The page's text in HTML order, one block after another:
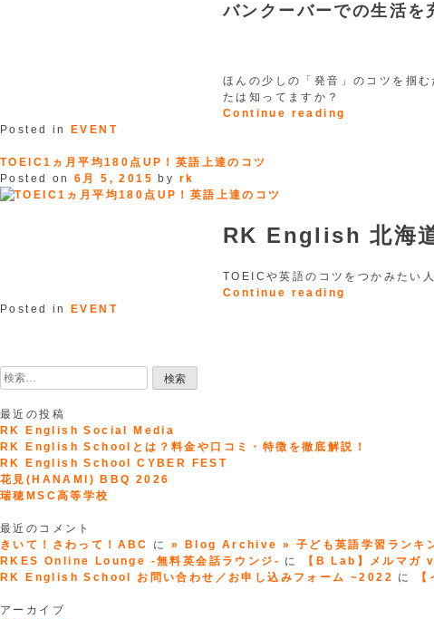
バンクーバーでの生活
ほんの少しの「発音」のコツを掴
たは知ってますか？
Continue reading
Posted in EVENT
TOEIC1ヵ月平均180点UP！英語上達のコツ
Posted on 6月 5, 2015 by rk
RK English 北海
TOEICや英語のコツをつかみたい
Continue reading
語
上
Posted in EVENT
ナ
ビ
ゲ
ー
ン
検
索:
最近の投稿
RK English Social Media
RK English Schoolとは？料金や口コミ・特徴を徹底解説！
RK English School CYBER FEST
花見(HANAMI) BBQ 2026
瑞穂MSC高等学校
最近のコメント
きいて！さわって！ABC
に» Blog Archive » 子ども英語学習ランキ
RKES Online Lounge -無料英会話ラウンジ- に 【B Lab】メルマ
RK English School お問い合わせ／お申し込みフォーム ~2022 に
アーカイブ